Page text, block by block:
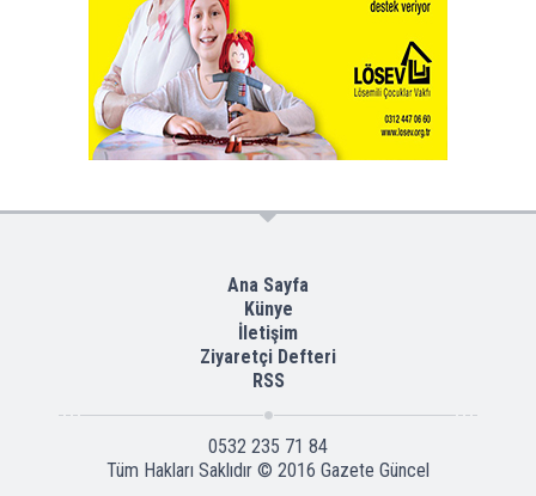
Ana Sayfa
Künye
İletişim
Ziyaretçi Defteri
RSS
0532 235 71 84
Tüm Hakları Saklıdır © 2016 Gazete Güncel